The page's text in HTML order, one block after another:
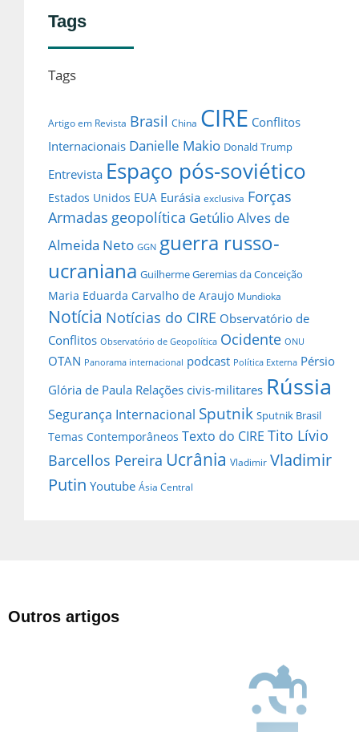
Tags
Tags
Artigo em Revista Brasil China CIRE Conflitos
Internacionais Danielle Makio Donald Trump
Entrevista Espaço pós-soviético
Estados Unidos EUA Eurásia exclusiva Forças
Armadas geopolítica Getúlio Alves de
Almeida Neto GGN guerra russo-
ucraniana Guilherme Geremias da Conceição
Maria Eduarda Carvalho de Araujo Mundioka
Notícia Notícias do CIRE Observatório de
Conflitos Observatório de Geopolítica Ocidente ONU
OTAN Panorama internacional podcast Política Externa Pérsio
Glória de Paula Relações civis-militares Rússia
Segurança Internacional Sputnik Sputnik Brasil
Temas Contemporâneos Texto do CIRE Tito Lívio
Barcellos Pereira Ucrânia Vladimir Vladimir
Putin Youtube Ásia Central
Outros artigos